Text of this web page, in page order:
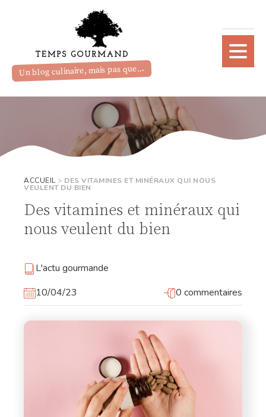
Un blog culinaire, mais pas que...
ACCUEIL> DES VITAMINES ET MINÉRAUX QUI NOUS
VEULENT DU BIEN
Des vitamines et minéraux qui
nous veulent du bien
L'actu gourmande
10/04/23
0 commentaires